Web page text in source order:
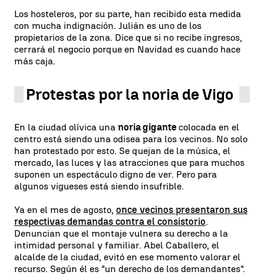
Los hosteleros, por su parte, han recibido esta medida
con mucha indignación. Julián es uno de los
propietarios de la zona. Dice que si no recibe ingresos,
cerrará el negocio porque en Navidad es cuando hace
más caja.
Protestas por la noria de Vigo
En la ciudad olívica una noria gigante colocada en el
centro está siendo una odisea para los vecinos. No solo
han protestado por esto. Se quejan de la música, el
mercado, las luces y las atracciones que para muchos
suponen un espectáculo digno de ver. Pero para
algunos vigueses está siendo insufrible.
Ya en el mes de agosto, once vecinos presentaron sus
respectivas demandas contra el consistorio.
Denuncian que el montaje vulnera su derecho a la
intimidad personal y familiar. Abel Caballero, el
alcalde de la ciudad, evitó en ese momento valorar el
recurso. Según él es "un derecho de los demandantes".